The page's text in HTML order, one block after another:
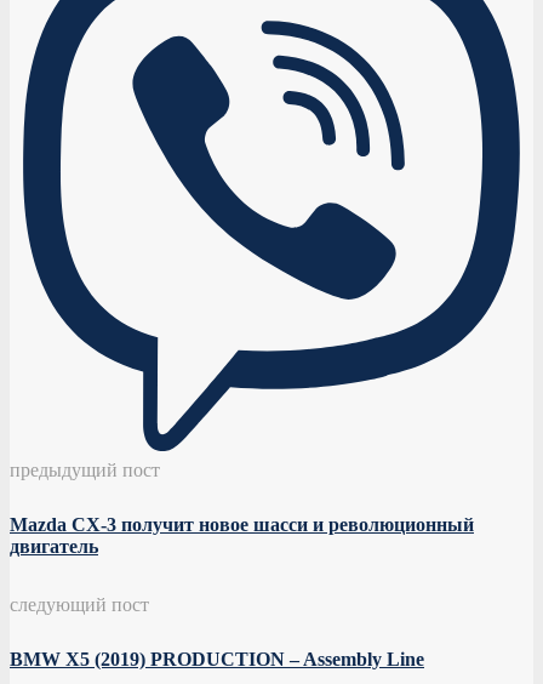
предыдущий пост
Mazda CX-3 получит новое шасси и революционный
двигатель
следующий пост
BMW X5 (2019) PRODUCTION – Assembly Line